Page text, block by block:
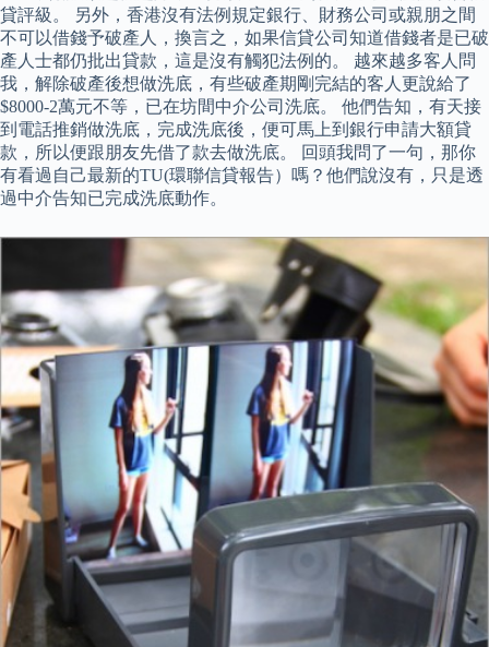
貸評級。 另外，香港沒有法例規定銀行、財務公司或親朋之間
不可以借錢予破產人，換言之，如果信貸公司知道借錢者是已破
產人士都仍批出貸款，這是沒有觸犯法例的。 越來越多客人問
我，解除破產後想做洗底，有些破產期剛完結的客人更說給了
$8000-2萬元不等，已在坊間中介公司洗底。 他們告知，有天接
到電話推銷做洗底，完成洗底後，便可馬上到銀行申請大額貸
款，所以便跟朋友先借了款去做洗底。 回頭我問了一句，那你
有看過自己最新的TU(環聯信貸報告）嗎？他們說沒有，只是透
過中介告知已完成洗底動作。